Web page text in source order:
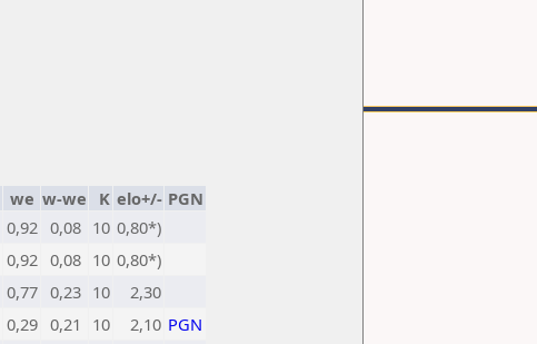
we w-we K elo+/- PGN
0,92 0,08 10 0,80*)
0,92 0,08 10 0,80*)
0,77 0,23 10
2,30
0,29 0,21 10 2,10 PGN